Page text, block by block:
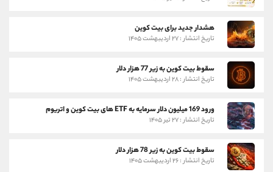
هشدار جدید برای بیت کوین
تاریخ انتشار : ۲۷ اردیبهشت ۱۴۰۵
سقوط بیت کوین به زیر 77 هزار دلار
تاریخ انتشار : ۲۸ اردیبهشت ۱۴۰۵
ورود 169 میلیون دلار سرمایه به ETF های بیت کوین و اتریوم
تاریخ انتشار : ۲۷ تیر ۱۴۰۵
سقوط بیت کوین به زیر 78 هزار دلار
تاریخ انتشار : ۲۶ اردیبهشت ۱۴۰۵